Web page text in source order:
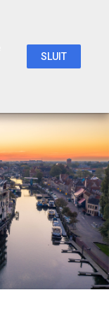
Begroting 2019
SLUIT